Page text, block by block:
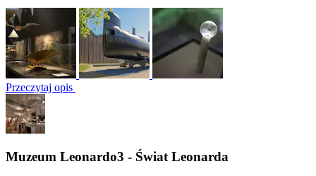
Przeczytaj opis
Muzeum Leonardo3 - Świat Leonarda